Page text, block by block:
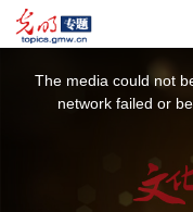
The media could not
network failed or